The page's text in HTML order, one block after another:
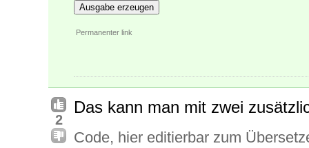
Ausgabe erzeugen
Permanenter link
2
Das kann man mit zwei
Code, hier editierbar zum